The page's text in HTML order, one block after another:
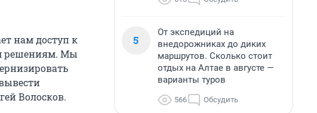
нам доступ к
решениям. Мы
Волосков.
5
От экспедиций на
внедорожниках до диких
маршрутов. Сколько стоит
отдых на Алтае в августе —
варианты туров
566 Обсудить